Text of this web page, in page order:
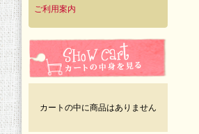
ご利用案内
カートの中に商品はありません